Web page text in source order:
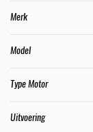
Merk
Model
Type Motor
Uitvoering